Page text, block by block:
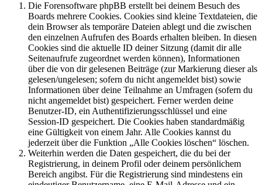
Die Forensoftware phpBB erstellt bei deinem Besuch des
Boards mehrere Cookies. Cookies sind kleine Textdateien, die
dein Browser als temporäre Dateien ablegt und die zwischen
den einzelnen Aufrufen des Boards erhalten bleiben. In diesen
Cookies sind die aktuelle ID deiner Sitzung (damit dir alle
Seitenaufrufe zugeordnet werden können), Informationen
über die von dir gelesenen Beiträge (zur Markierung dieser als
gelesen/ungelesen; sofern du nicht angemeldet bist) sowie
Informationen über deine Teilnahme an Umfragen (sofern du
nicht angemeldet bist) gespeichert. Ferner werden deine
Benutzer-ID, ein Authentifizierungsschlüssel und eine
Session-ID gespeichert. Die Cookies haben standardmäßig
eine Gültigkeit von einem Jahr. Alle Cookies kannst du
jederzeit über die Funktion „Alle Cookies löschen“ löschen.
Weiterhin werden die Daten gespeichert, die du bei der
Registrierung, in deinem Profil oder deinem persönlichem
Bereich angibst. Für die Registrierung sind mindestens ein